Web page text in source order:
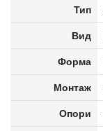
Тип
Вид
Форма
Монтаж
Опори